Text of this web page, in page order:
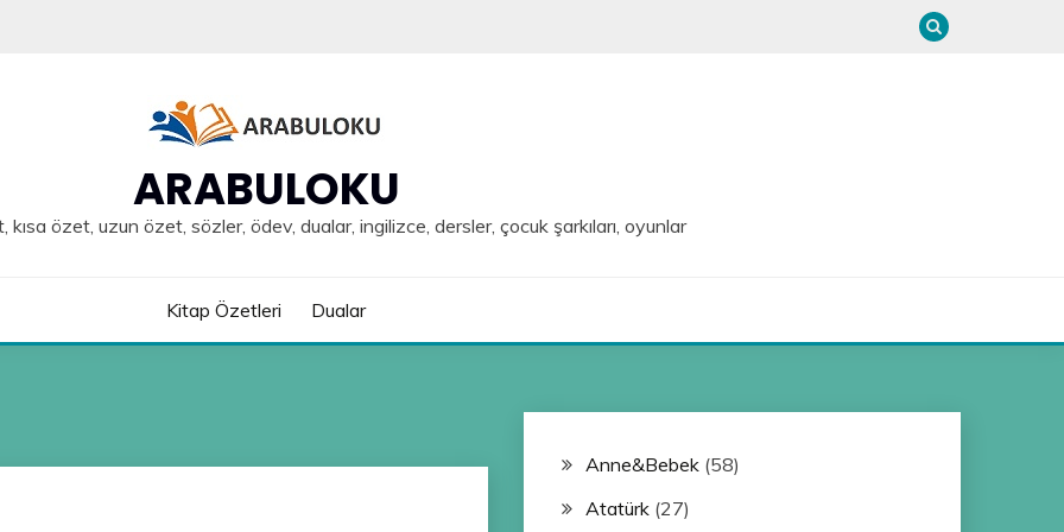
ARABULOKU
özet, uzun özet, sözler, ödev, dualar, ingilizce, dersler, çocuk şarkıları, oyunlar
Kitap Özetleri Dualar
Anne&Bebek(58)
Atatürk(27)